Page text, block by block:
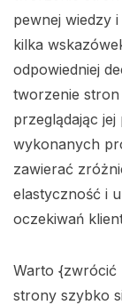
pewnej wiedzy
kilka
odpowiedniej
tworzenie
przeglądając
wykonanych
zawierać
elastyczność i
oczekiwań
Warto {zwrócić
strony szybko